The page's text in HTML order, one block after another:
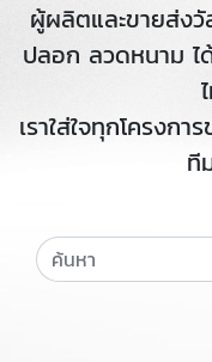
ผู้ผลิตและขายส่งวั
ปลอก ลวดหนาม
เราใส่ใจทุกโครงก
ที